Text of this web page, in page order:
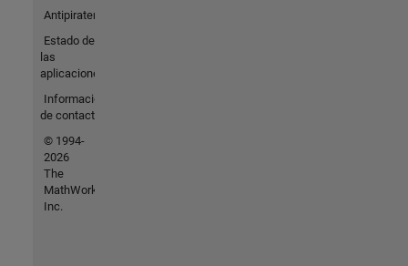
Antipiratería
Estado de
las
aplicaciones
Información
de contacto
© 1994-
2026
The
MathWorks,
Inc.